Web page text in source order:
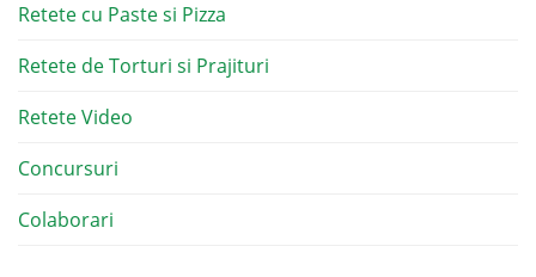
Retete cu Paste si Pizza
Retete de Torturi si Prajituri
Retete Video
Concursuri
Colaborari